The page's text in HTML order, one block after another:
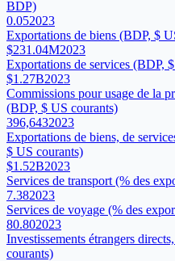
BDP)
0.052023
Exportations de biens (BDP, $
$231.04M2023
Exportations de services (BDP,
$1.27B2023
Commissions pour usage de la
(BDP, $ US courants)
396,6432023
Exportations de biens, de
$ US courants)
$1.52B2023
Services de transport (% des
7.382023
Services de voyage (% des
80.802023
Investissements étrangers
courants)